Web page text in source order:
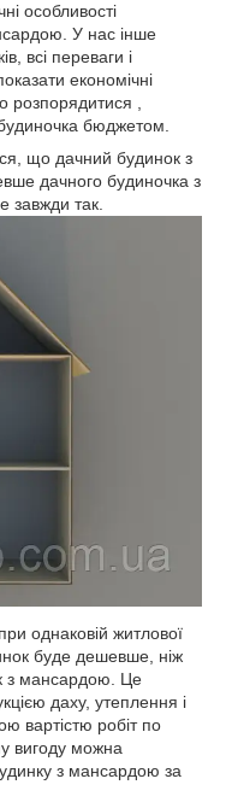
особливості
У нас інше
всі переваги і
економічні
розпорядитися ,
бюджетом.
що дачний будинок з
дачного будиночка з
завжди так.
однаковій житлової
буде дешевше, ніж
з мансардою. Це
даху, утеплення і
вартістю робіт по
вигоду можна
з мансардою за